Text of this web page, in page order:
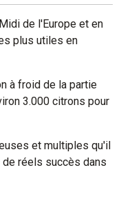
de l'Europe et en
plus utiles en
à froid de la partie
3.000 citrons pour
et multiples qu'il
réels succès dans